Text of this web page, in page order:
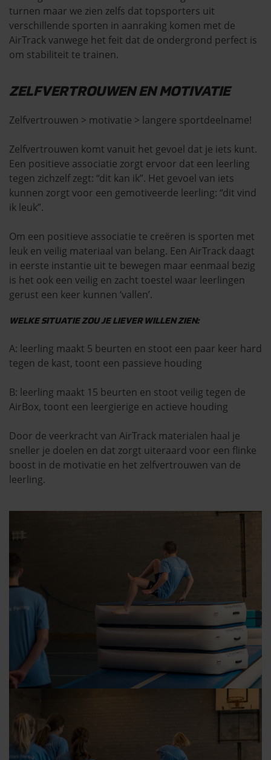
turnen maar we zien zelfs dat topsporters uit
verschillende sporten in aanraking komen met de
AirTrack vanwege het feit dat de ondergrond perfect is
om stabiliteit te trainen.
ZELFVERTROUWEN EN MOTIVATIE
Zelfvertrouwen > motivatie > langere sportdeelname!
Zelfvertrouwen komt vanuit het gevoel dat je iets kunt.
Een positieve associatie zorgt ervoor dat een leerling
tegen zichzelf zegt: “dit kan ik”. Het gevoel van iets
kunnen zorgt voor een gemotiveerde leerling: “dit vind
ik leuk”.
Om een positieve associatie te creëren is sporten met
leuk en veilig materiaal van belang. Een AirTrack daagt
in eerste instantie uit te bewegen maar eenmaal bezig
is het ook een veilig en zacht toestel waar leerlingen
gerust een keer kunnen ‘vallen’.
WELKE SITUATIE ZOU JE LIEVER WILLEN ZIEN:
A: leerling maakt 5 beurten en stoot een paar keer hard
tegen de kast, toont een passieve houding
B: leerling maakt 15 beurten en stoot veilig tegen de
AirBox, toont een leergierige en actieve houding
Door de veerkracht van AirTrack materialen haal je
sneller je doelen en dat zorgt uiteraard voor een flinke
boost in de motivatie en het zelfvertrouwen van de
leerling.